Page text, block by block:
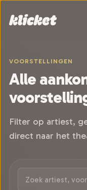
VOORSTELLINGEN
Alle
Filter op artiest,
direct naar het